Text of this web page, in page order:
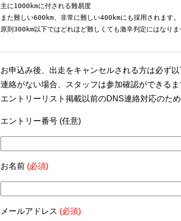
主に1000kmに付される難易度
また難しい600km、非常に難しい400kmにも採用されます。
原則300km以下ではどれほど難しくても激辛判定にはなりま
お申込み後、出走をキャンセルされる方は必ず
連絡がない場合、スタッフは参加確認ができる
エントリーリスト掲載以前のDNS連絡対応のた
エントリー番号 (任意)
お名前 (必須)
メールアドレス (必須)